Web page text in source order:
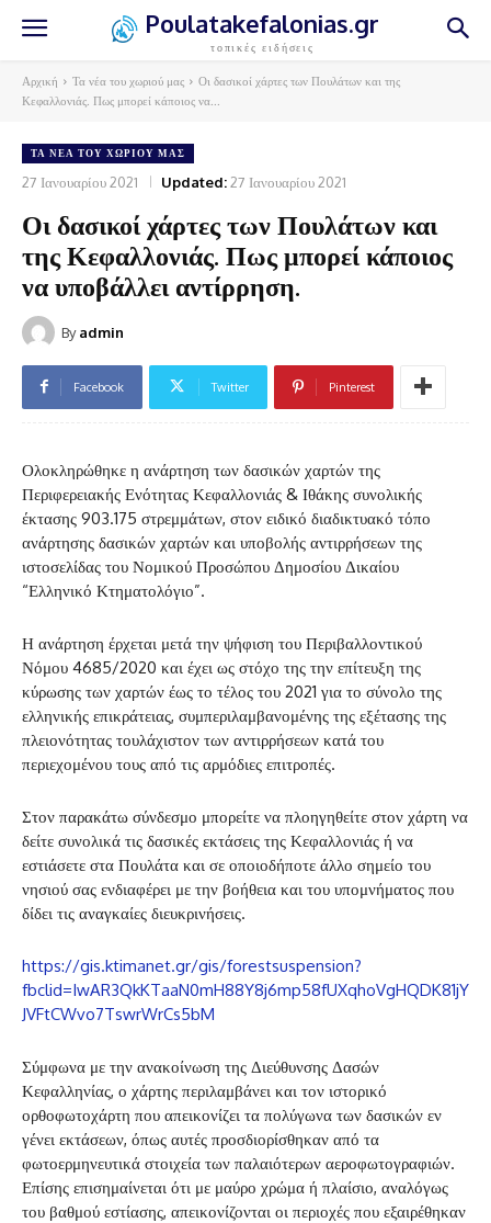
Poulatakefalonias.gr
τοπικές ειδήσεις
Αρχική Τα νέα του χωριού μας
Οι δασικοί χάρτες των Πουλάτων και της
Κεφαλλονιάς. Πως μπορεί κάποιος να...
ΤΑ ΝΈΑ ΤΟΥ ΧΩΡΙΟΎ ΜΑΣ
27 Ιανουαρίου 2021 Updated:27 Ιανουαρίου 2021
Οι δασικοί χάρτες των Πουλάτων και
της Κεφαλλονιάς. Πως μπορεί κάποιος
να υποβάλλει αντίρρηση.
By admin
Facebook Twitter Pinterest
Ολοκληρώθηκε η ανάρτηση των δασικών χαρτών της
Περιφερειακής Ενότητας Κεφαλλονιάς & Ιθάκης συνολικής
έκτασης 903.175 στρεμμάτων, στον ειδικό διαδικτυακό τόπο
ανάρτησης δασικών χαρτών και υποβολής αντιρρήσεων της
ιστοσελίδας του Νομικού Προσώπου Δημοσίου Δικαίου
“Ελληνικό Κτηματολόγιο”.
Η ανάρτηση έρχεται μετά την ψήφιση του Περιβαλλοντικού
Νόμου 4685/2020 και έχει ως στόχο της την επίτευξη της
κύρωσης των χαρτών έως το τέλος του 2021 για το σύνολο της
ελληνικής επικράτειας, συμπεριλαμβανομένης της εξέτασης της
πλειονότητας τουλάχιστον των αντιρρήσεων κατά του
περιεχομένου τους από τις αρμόδιες επιτροπές.
Στον παρακάτω σύνδεσμο μπορείτε να πλοηγηθείτε στον χάρτη να
δείτε συνολικά τις δασικές εκτάσεις της Κεφαλλονιάς ή να
εστιάσετε στα Πουλάτα και σε οποιοδήποτε άλλο σημείο του
νησιού σας ενδιαφέρει με την βοήθεια και του υπομνήματος που
δίδει τις αναγκαίες διευκρινήσεις.
https://gis.ktimanet.gr/gis/forestsuspension?
fbclid=IwAR3QkKTaaN0mH88Y8j6mp58fUXqhoVgHQDK81jY
JVFtCWvo7TswrWrCs5bM
Σύμφωνα με την ανακοίνωση της Διεύθυνσης Δασών
Κεφαλληνίας, ο χάρτης περιλαμβάνει και τον ιστορικό
ορθοφωτοχάρτη που απεικονίζει τα πολύγωνα των δασικών εν
γένει εκτάσεων, όπως αυτές προσδιορίσθηκαν από τα
φωτοερμηνευτικά στοιχεία των παλαιότερων αεροφωτογραφιών.
Επίσης επισημαίνεται ότι με μαύρο χρώμα ή πλαίσιο, αναλόγως
του βαθμού εστίασης, απεικονίζονται οι περιοχές που εξαιρέθηκαν